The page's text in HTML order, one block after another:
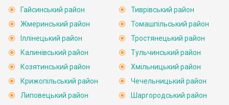
Гайсинський район
Жмеринський район
Іллінецький район
Калинівський район
Козятинський район
Крижопільський район
Липовецький район
Тиврівський район
Томашпільський район
Тростянецький район
Тульчинський район
Хмільницький район
Чечельницький район
Шаргородський район